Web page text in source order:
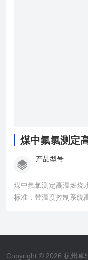
煤中氟氯测定高
产品型号
煤中氟氯测定高温燃烧
标准，带温度控制系统
Copyright © 2026 杭州卓